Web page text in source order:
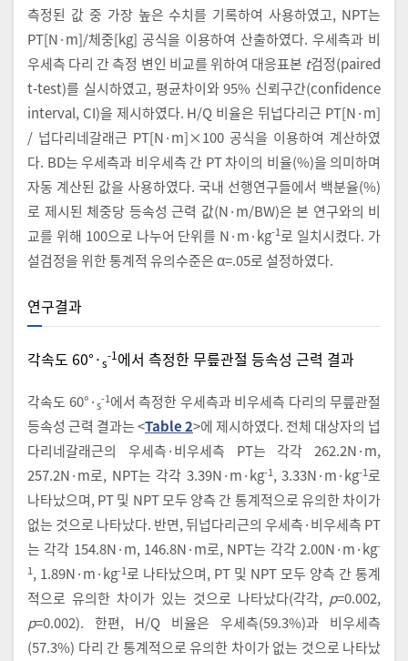
측정된 값 중 가장 높은 수치를 기록하여 사용하였고, NPT는
PT[N·m]/체중[kg] 공식을 이용하여 산출하였다. 우세측과 비
우세측 다리 간 측정 변인 비교를 위하여 대응표본 t검정(paired
t-test)를 실시하였고, 평균차이와 95% 신뢰구간(confidence
interval, CI)을 제시하였다. H/Q 비율은 뒤넙다리근 PT[N·m]
/ 넙다리네갈래근 PT[N·m]×100 공식을 이용하여 계산하였
다. BD는 우세측과 비우세측 간 PT 차이의 비율(%)을 의미하며
자동 계산된 값을 사용하였다. 국내 선행연구들에서 백분율(%)
로 제시된 체중당 등속성 근력 값(N·m/BW)은 본 연구와의 비
교를 위해 100으로 나누어 단위를 N·m·kg-1 로 일치시켰다. 가
설검정을 위한 통계적 유의수준은 α=.05로 설정하였다.
연구결과
각속도 60°·s
-1에서 측정한 무릎관절 등속성 근력 결과
각속도 60°·s
-1에서 측정한 우세측과 비우세측 다리의 무릎관절
등속성 근력 결과는 <Table 2>에 제시하였다. 전체 대상자의 넙
다리네갈래근의 우세측·비우세측 PT는 각각 262.2N·m,
257.2N·m로, NPT는 각각 3.39N·m·kg-1, 3.33N·m·kg-1로
나타났으며, PT 및 NPT 모두 양측 간 통계적으로 유의한 차이가
없는 것으로 나타났다. 반면, 뒤넙다리근의 우세측·비우세측 PT
는 각각 154.8N·m, 146.8N·m로, NPT는 각각 2.00N·m·kg-
1, 1.89N·m·kg-1로 나타났으며, PT 및 NPT 모두 양측 간 통계
적으로 유의한 차이가 있는 것으로 나타났다(각각, p=0.002,
p=0.002). 한편, H/Q 비율은 우세측(59.3%)과 비우세측
(57.3%) 다리 간 통계적으로 유의한 차이가 없는 것으로 나타났